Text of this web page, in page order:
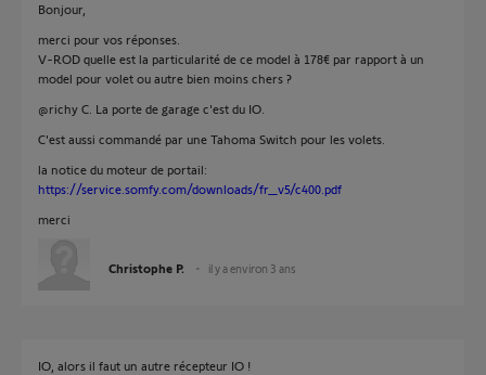
Bonjour,
merci pour vos réponses.
V-ROD quelle est la particularité de ce model à 178€ par rapport à un
model pour volet ou autre bien moins chers ?
@richy C. La porte de garage c'est du IO.
C'est aussi commandé par une Tahoma Switch pour les volets.
la notice du moteur de portail:
https://service.somfy.com/downloads/fr_v5/c400.pdf
merci
Christophe P. il y a environ 3 ans
IO, alors il faut un autre récepteur IO !